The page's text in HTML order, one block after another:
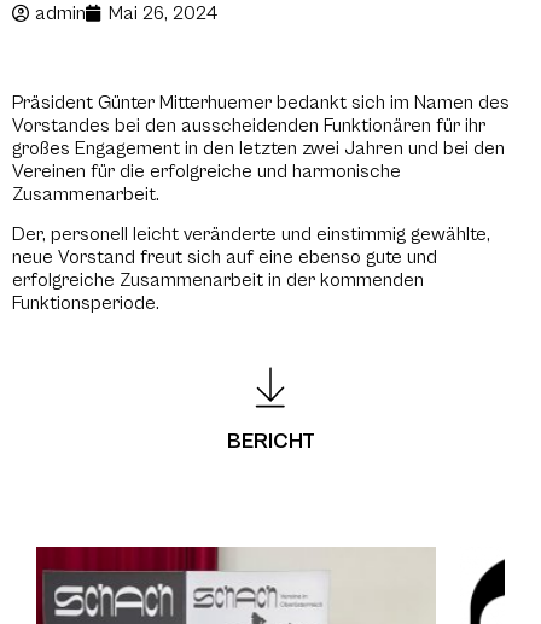
admin Mai 26, 2024
Präsident Günter Mitterhuemer bedankt sich im Namen des
Vorstandes bei den ausscheidenden Funktionären für ihr
großes Engagement in den letzten zwei Jahren und bei den
Vereinen für die erfolgreiche und harmonische
Zusammenarbeit.
Der, personell leicht veränderte und einstimmig gewählte,
neue Vorstand freut sich auf eine ebenso gute und
erfolgreiche Zusammenarbeit in der kommenden
Funktionsperiode.
BERICHT